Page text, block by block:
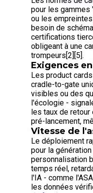
pour les gammes
ou les
besoin de
certifications
obligeant à une
trompeurs[2][5].
Exigences
Les product
cradle-to-gate
visibles ou des
l'écologie -
les taux de
pré-lancement,
Vitesse de
Le déploiement
pour la
personnalisation
temps réel,
l'IA - comme
les données